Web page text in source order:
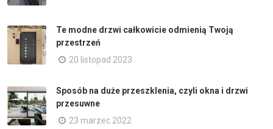
Te modne drzwi całkowicie odmienią Twoją
przestrzeń
20 listopad 2023
Sposób na duże przeszklenia, czyli okna i drzwi
przesuwne
23 marzec 2022